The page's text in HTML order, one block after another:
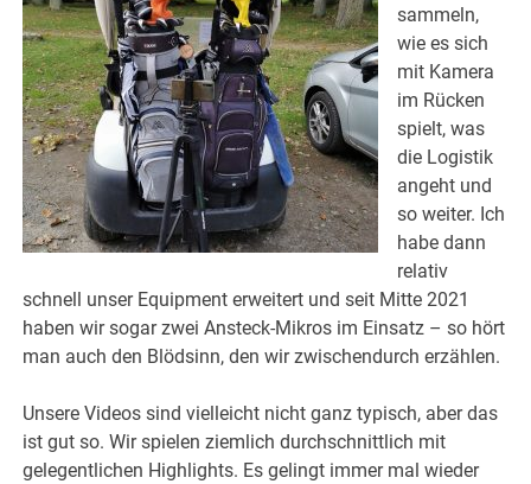
sammeln,
wie es sich
mit Kamera
im Rücken
spielt, was
die Logistik
angeht und
so weiter. Ich
habe dann
relativ
schnell unser Equipment erweitert und seit Mitte 2021
haben wir sogar zwei Ansteck-Mikros im Einsatz – so hört
man auch den Blödsinn, den wir zwischendurch erzählen.
Unsere Videos sind vielleicht nicht ganz typisch, aber das
ist gut so. Wir spielen ziemlich durchschnittlich mit
gelegentlichen Highlights. Es gelingt immer mal wieder